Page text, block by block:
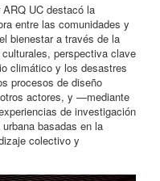
UC destacó la
entre las comunidades y
bienestar a través de la
perspectiva clave
climático y los desastres
procesos de diseño
actores, y —mediante
de investigación
basadas en la
colectivo y